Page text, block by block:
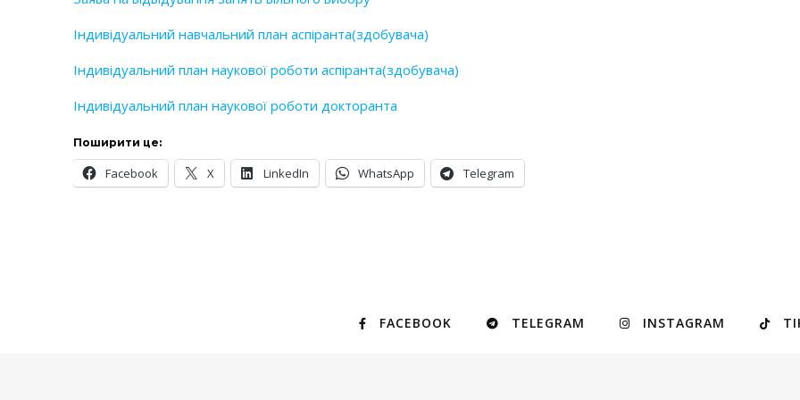
Індивідуальний навчальний план аспіранта(здобувача)
Індивідуальний план наукової роботи аспіранта(здобувача)
Індивідуальний план наукової роботи докторанта
Поширити це:
Facebook X LinkedIn WhatsApp Telegram
FACEBOOK TELEGRAM INSTAGRAM